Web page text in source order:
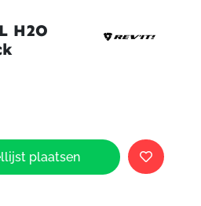
H2O
plaatsen